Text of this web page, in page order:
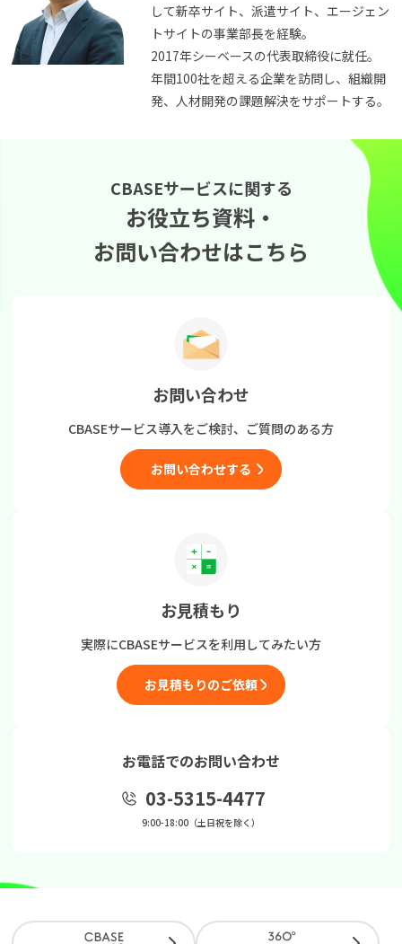
して新卒サイト、派遣サイト、エージェン
トサイトの事業部長を経験。
2017年シーベースの代表取締役に就任。
年間100社を超える企業を訪問し、組織開
発、人材開発の課題解決をサポートする。
CBASEサービスに関する
お役立ち資料・
お問い合わせはこちら
お問い合わせ
CBASEサービス導入をご検討、 ご質問のある方
お問い合わせする
お見積もり
実際にCBASEサービスを利用してみたい方
お見積もりのご依頼
お電話でのお問い合わせ
03-5315-4477
9:00-18:00（土日祝を除く）